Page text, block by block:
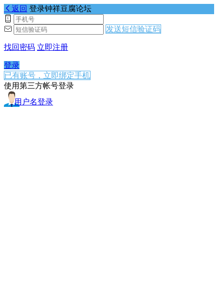
返回 登录钟祥豆腐论坛
发送短信验证码
找回密码 立即注册
登录
已有账号，立即绑定手机
使用第三方帐号登录
用户名登录